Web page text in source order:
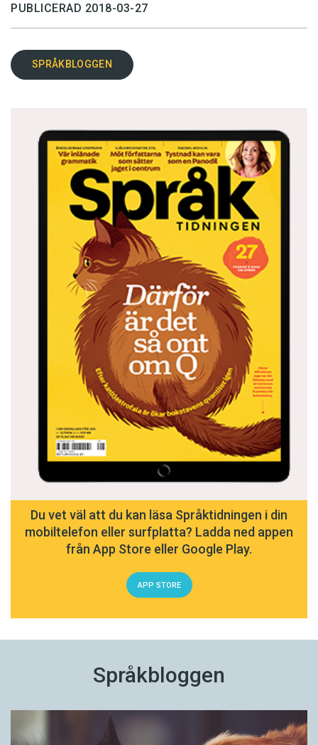
PUBLICERAD 2018-03-27
SPRÅKBLOGGEN
Du vet väl att du kan läsa Språktidningen i din
mobiltelefon eller surfplatta? Ladda ned appen
från App Store eller Google Play.
APP STORE
Språkbloggen